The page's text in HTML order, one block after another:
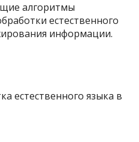
алгоритмы
естественного
информации.
естественного языка в